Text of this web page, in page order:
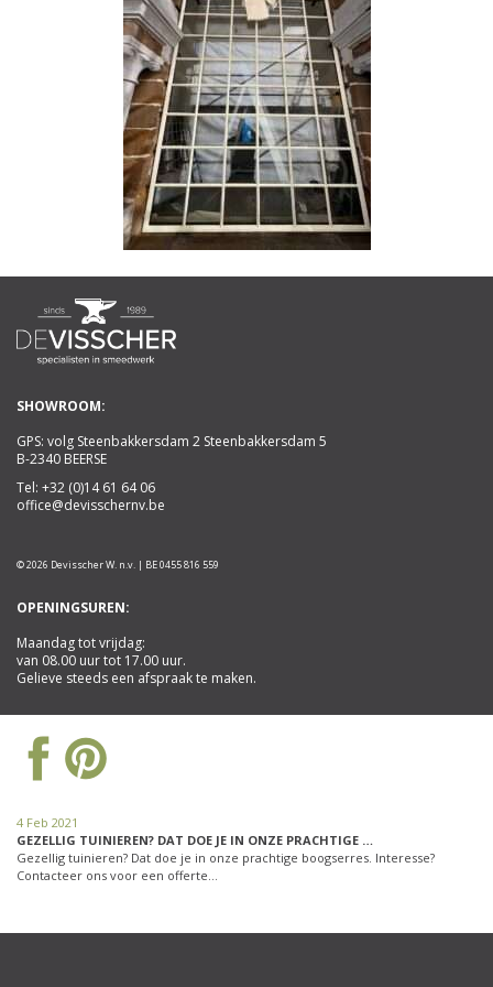
SHOWROOM:
GPS: volg Steenbakkersdam 2 Steenbakkersdam 5
B-2340 BEERSE
Tel: +32 (0)14 61 64 06
office@devisschernv.be
© 2026 Devisscher W. n.v. | BE 0455 816 559
OPENINGSUREN:
Maandag tot vrijdag:
van 08.00 uur tot 17.00 uur.
Gelieve steeds een afspraak te maken.
4 Feb 2021
GEZELLIG TUINIEREN? DAT DOE JE IN ONZE PRACHTIGE …
Gezellig tuinieren? Dat doe je in onze prachtige boogserres. Interesse?
Contacteer ons voor een offerte…